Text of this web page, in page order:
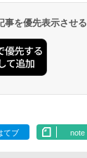
事を優先表示させる
てブ note